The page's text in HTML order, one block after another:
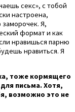
секс», с тобой
настроена,
заморочек. Я,
формат и как
нравишься парню
нравиться. Я
тоже кормящего
письма. Хотя,
возможно это не